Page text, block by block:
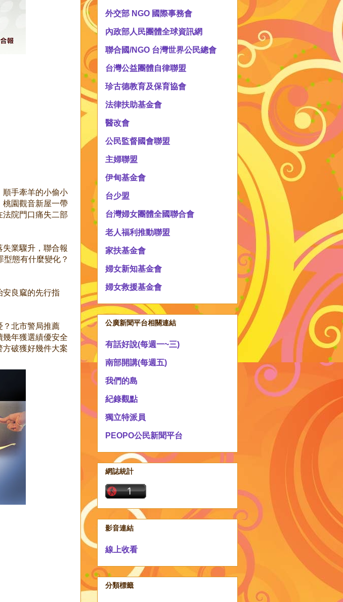
順手牽羊的小偷小
桃園觀音新屋一帶
院門口痛失二部
業驟升，聯合報
態有什麼變化？
安良窳的先行指
？北市警局推薦
幾年獲選績優安全
破獲好幾件大案
外交部 NGO 國際事務會
內政部人民團體全球資訊網
聯合國/NGO 台灣世界公民總會
台灣公益團體自律聯盟
珍古德教育及保育協會
法律扶助基金會
醫改會
公民監督國會聯盟
主婦聯盟
伊甸基金會
台少盟
台灣婦女團體全國聯合會
老人福利推動聯盟
家扶基金會
婦女新知基金會
婦女救援基金會
公廣新聞平台相關連結
有話好說(每週一~三)
南部開講(每週五)
我們的島
紀錄觀點
獨立特派員
PEOPO公民新聞平台
網誌統計
影音連結
線上收看
分類標籤